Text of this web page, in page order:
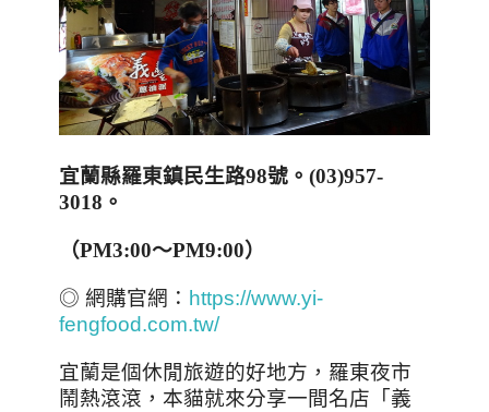
宜蘭縣羅東鎮民生路98號 。 (03)957-
3018 。
（PM3:00～PM9:00）
◎ 網購官網： https://www.yi-
fengfood.com.tw/
宜蘭是個休閒旅遊的好地方，羅東夜市
鬧熱滾滾，本貓就來分享一間名店「義